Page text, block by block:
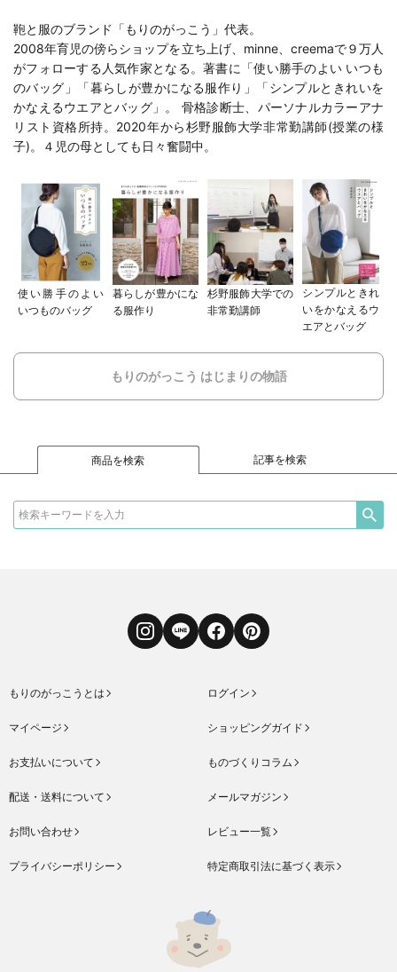
鞄と服のブランド「もりのがっこう」代表。
2008年育児の傍らショップを立ち上げ、minne、creemaで９万人
がフォローする人気作家となる。著書に「使い勝手のよい いつも
のバッグ 」「暮らしが豊かになる服作り 」「シンプルときれいを
かなえるウエアとバッグ 」。 骨格診断士、パーソナルカラーアナ
リスト資格所持。2020年から杉野服飾大学非常勤講師(授業の様
子)。４児の母としても日々奮闘中。
使い勝手のよい
いつものバッグ
暮らしが豊かにな
る服作り
杉野服飾大学での
非常勤講師
シンプルときれ
いをかなえるウ
エアとバッグ
もりのがっこう はじまりの物語
商品を検索 記事を検索
InstagramLINE FacebookPinterest
もりのがっこうとは ログイン
マイページ ショッピングガイド
お支払いについて ものづくりコラム
配送・送料について メールマガジン
お問い合わせ レビュー一覧
プライバシーポリシー 特定商取引法に基づく表示